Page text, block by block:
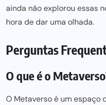
ainda não explorou essas
hora de dar uma olhada.
Perguntas
O que é o
O Metaverso é um espaço